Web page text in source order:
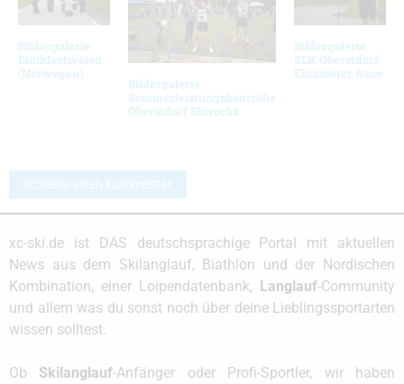
Bildergalerie
Blinkfestivalen
(Norwegen)
Bildergalerie
Sommerleistungskontrolle
Oberstdorf Skirocks
Bildergalerie
SLK Oberstdorf
Eliminator Race
Schreibe einen Kommentar
xc-ski.de ist DAS deutschsprachige Portal mit aktuellen
News aus dem Skilanglauf, Biathlon und der Nordischen
Kombination, einer Loipendatenbank, Langlauf-Community
und allem was du sonst noch über deine Lieblingssportarten
wissen solltest.
Ob Skilanglauf-Anfänger oder Profi-Sportler, wir haben